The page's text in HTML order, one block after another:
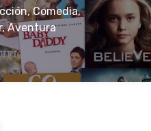
Comedia,
Aventura